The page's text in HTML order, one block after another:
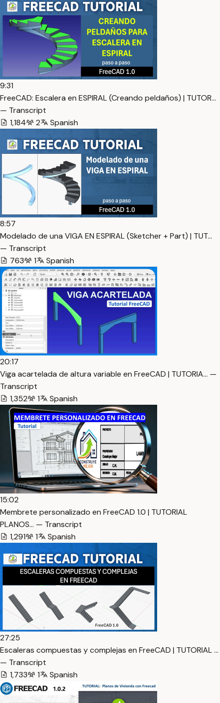
9:31
FreeCAD: Escalera en ESPIRAL (Creando peldaños) | TUTOR…
— Transcript
1,184
2 Spanish
8:57
Modelado de una VIGA EN ESPIRAL (Sketcher + Part) | TUT…
— Transcript
763
1 Spanish
20:17
Viga acartelada de altura variable en FreeCAD | TUTORIA… —
Transcript
1,352
1 Spanish
15:02
Membrete personalizado en FreeCAD 1.0 | TUTORIAL
PLANOS… — Transcript
1,291
1 Spanish
27:25
Escaleras compuestas y complejas en FreeCAD | TUTORIAL …
— Transcript
1,733
1 Spanish